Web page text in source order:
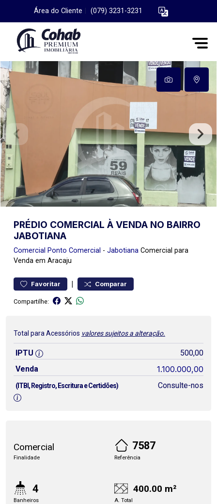
Área do Cliente (079) 3231-3231
PRÉDIO COMERCIAL À VENDA NO BAIRRO
JABOTIANA
Comercial Ponto Comercial - Jabotiana Comercial para
Venda em Aracaju
Favoritar | Comparar
Compartilhe:
Total para Acessórios valores sujeitos a alteração.
IPTU
500,00
Venda
1.100.000,00
(ITBI, Registro, Escritura e Certidões) Consulte-nos
Comercial
Finalidade
7587
Referência
4
Banheiros
400.00 m²
A. Total